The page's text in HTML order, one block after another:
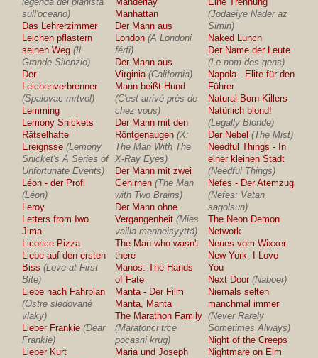
sull'oceano)
Das Lehrerzimmer
Leichen pflastern
seinen Weg (Il
Grande Silenzio)
Der
Leichenverbrenner
(Spalovac mrtvol)
Lemming
Lemony Snickets
Rätselhafte
Ereignsse (Lemony
Snicket's A Series of
Unfortunate Events)
Léon - der Profi
(Léon)
Leroy
Letters from Iwo
Jima
Licorice Pizza
Liebe auf den ersten
Biss (Love at First
Bite)
Liebe nach Fahrplan
(Ostre sledované
vlaky)
Lieber Frankie (Dear
Frankie)
Lieber Kurt
Manhattan
Der Mann aus
London (A Londoni
férfi)
Der Mann aus
Virginia (California)
Mann beißt Hund
(C'est arrivé près de
chez vous)
Der Mann mit den
Röntgenaugen (X:
The Man With The
X-Ray Eyes)
Der Mann mit zwei
Gehirnen (The Man
with Two Brains)
Der Mann ohne
Vergangenheit (Mies
vailla menneisyyttä)
The Man who wasn't
there
Manos: The Hands
of Fate
Manta - Der Film
Manta, Manta
The Marathon Family
(Maratonci trce
pocasni krug)
Maria und Joseph
(Jodaeiye Nader az
Simin)
Naked Lunch
Der Name der Leute
(Le nom des gens)
Napola - Elite für den
Führer
Natural Born Killers
Natürlich blond!
(Legally Blonde)
Der Nebel (The Mist)
Needful Things - In
einer kleinen Stadt
(Needful Things)
Nefes - Der Atemzug
(Nefes: Vatan
sagolsun)
The Neon Demon
Network
Neues vom Wixxer
New York, I Love
You
Next Door (Naboer)
Niemals selten
manchmal immer
(Never Rarely
Sometimes Always)
Night of the Creeps
Nightmare on Elm